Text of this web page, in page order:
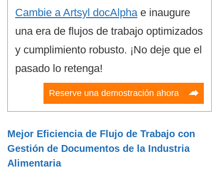
Cambie a Artsyl docAlpha e inaugure
una era de flujos de trabajo optimizados
y cumplimiento robusto. ¡No deje que el
pasado lo retenga!
Reserve una demostración ahora
Mejor Eficiencia de Flujo de Trabajo con
Gestión de Documentos de la Industria
Alimentaria